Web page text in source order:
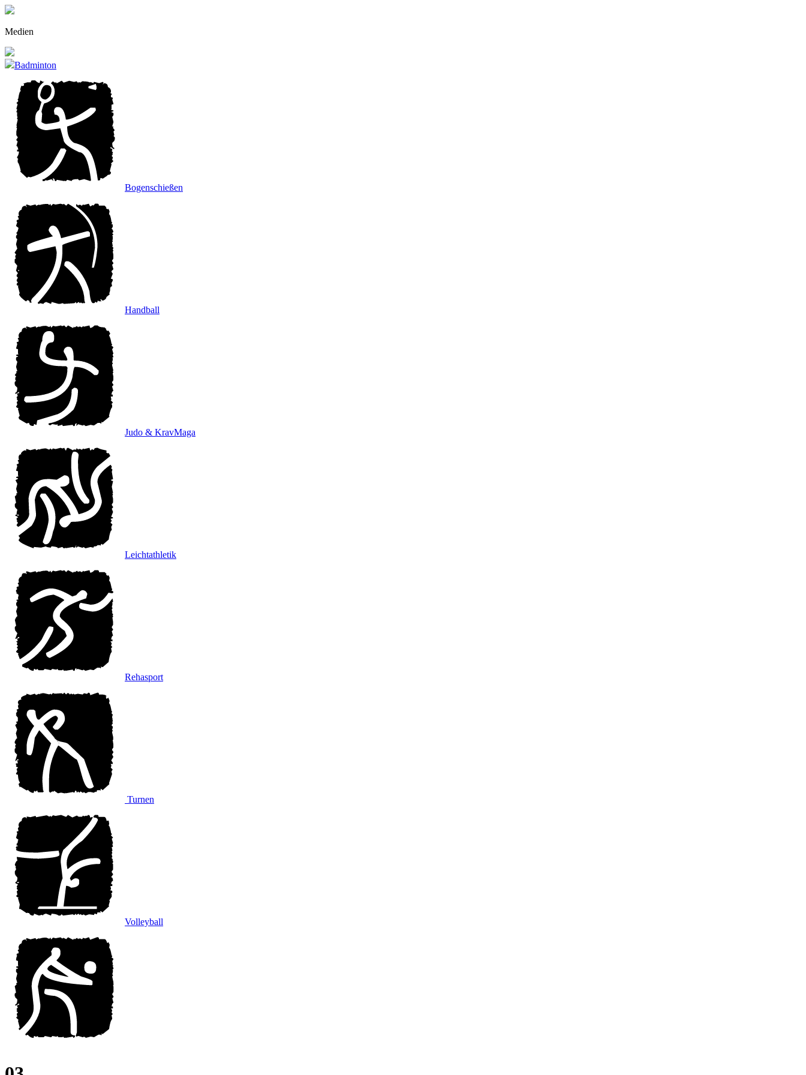
Zu
Inhalten
Medien
Badminton
Bogenschießen
Handball
Judo & KravMaga
Leichtathletik
Rehasport
Turnen
Volleyball